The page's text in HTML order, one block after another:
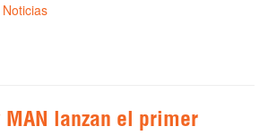
MAN lanzan el primer